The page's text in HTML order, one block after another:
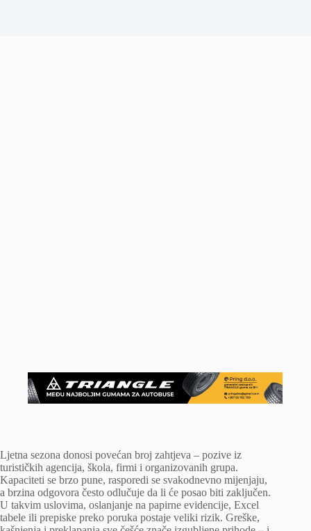
Ljetna sezona donosi povećan broj zahtjeva – pozive iz
turističkih agencija, škola, firmi i organizovanih grupa.
Kapaciteti se brzo pune, rasporedi se svakodnevno mijenjaju,
a brzina odgovora često odlučuje da li će posao biti zaključen.
U takvim uslovima, oslanjanje na papirne evidencije, Excel
tabele ili prepiske preko poruka postaje veliki rizik. Greške,